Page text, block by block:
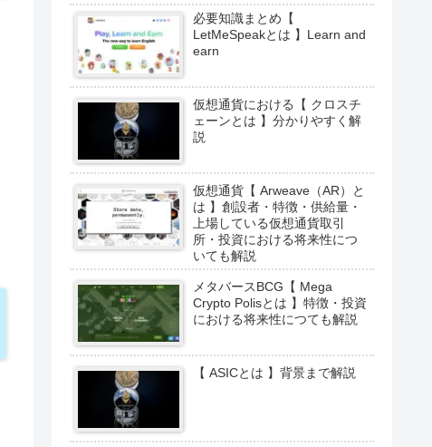
必要知識まとめ【
LetMeSpeakとは 】Learn and
earn
仮想通貨における【 クロスチ
ェーンとは 】分かりやすく解
説
仮想通貨【 Arweave（AR）と
は 】創設者・特徴・供給量・
上場している仮想通貨取引
所・投資における将来性につ
いても解説
メタバースBCG【 Mega
Crypto Polisとは 】特徴・投資
における将来性につても解説
【 ASICとは 】背景まで解説